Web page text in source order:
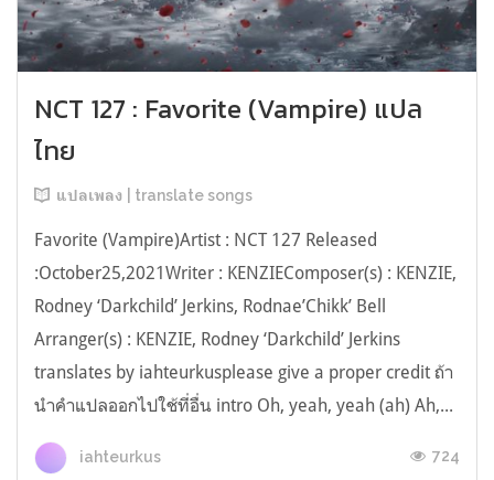
NCT 127 : Favorite (Vampire) แปล
ไทย
แปลเพลง | translate songs
Favorite (Vampire)Artist : NCT 127 Released
:October25,2021Writer : KENZIEComposer(s) : KENZIE,
Rodney ‘Darkchild’ Jerkins, Rodnae’Chikk’ Bell
Arranger(s) : KENZIE, Rodney ‘Darkchild’ Jerkins
translates by iahteurkusplease give a proper credit ถ้า
นำคำแปลออกไปใช้ที่อื่น intro Oh, yeah, yeah (ah) Ah,...
iahteurkus 724